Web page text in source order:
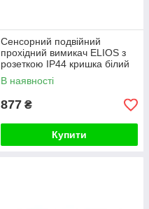
Сенсорний подвійний
прохідний вимикач ELIOS з
розеткою IP44 кришка білий
16А 230В із заземленням
шторки скло
В наявності
877 ₴
Купити